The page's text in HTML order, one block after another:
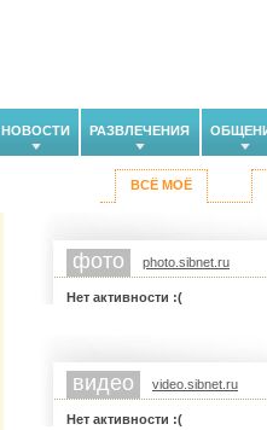
НОВОСТИ РАЗВЛЕЧЕНИЯ
ВСЁ МОЁ
фото photo.sibnet.ru
Нет активности :(
видео video.sibnet.ru
Нет активности :(